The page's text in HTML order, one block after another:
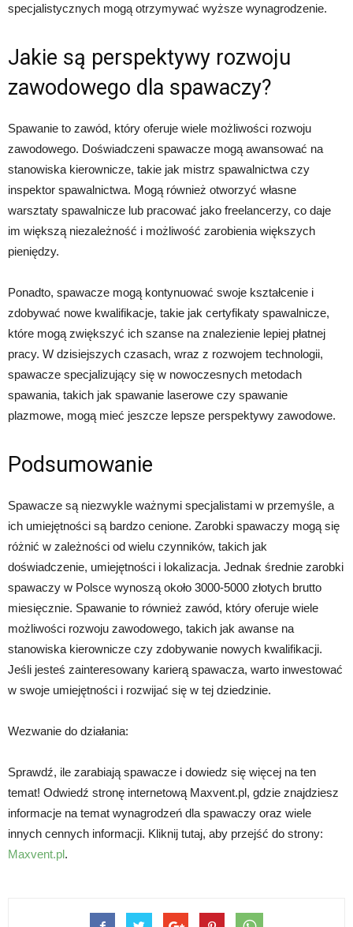
specjalistycznych mogą otrzymywać wyższe wynagrodzenie.
Jakie są perspektywy rozwoju
zawodowego dla spawaczy?
Spawanie to zawód, który oferuje wiele możliwości rozwoju
zawodowego. Doświadczeni spawacze mogą awansować na
stanowiska kierownicze, takie jak mistrz spawalnictwa czy
inspektor spawalnictwa. Mogą również otworzyć własne
warsztaty spawalnicze lub pracować jako freelancerzy, co daje
im większą niezależność i możliwość zarobienia większych
pieniędzy.
Ponadto, spawacze mogą kontynuować swoje kształcenie i
zdobywać nowe kwalifikacje, takie jak certyfikaty spawalnicze,
które mogą zwiększyć ich szanse na znalezienie lepiej płatnej
pracy. W dzisiejszych czasach, wraz z rozwojem technologii,
spawacze specjalizujący się w nowoczesnych metodach
spawania, takich jak spawanie laserowe czy spawanie
plazmowe, mogą mieć jeszcze lepsze perspektywy zawodowe.
Podsumowanie
Spawacze są niezwykle ważnymi specjalistami w przemyśle, a
ich umiejętności są bardzo cenione. Zarobki spawaczy mogą się
różnić w zależności od wielu czynników, takich jak
doświadczenie, umiejętności i lokalizacja. Jednak średnie zarobki
spawaczy w Polsce wynoszą około 3000-5000 złotych brutto
miesięcznie. Spawanie to również zawód, który oferuje wiele
możliwości rozwoju zawodowego, takich jak awanse na
stanowiska kierownicze czy zdobywanie nowych kwalifikacji.
Jeśli jesteś zainteresowany karierą spawacza, warto inwestować
w swoje umiejętności i rozwijać się w tej dziedzinie.
Wezwanie do działania:
Sprawdź, ile zarabiają spawacze i dowiedz się więcej na ten
temat! Odwiedź stronę internetową Maxvent.pl, gdzie znajdziesz
informacje na temat wynagrodzeń dla spawaczy oraz wiele
innych cennych informacji. Kliknij tutaj, aby przejść do strony:
Maxvent.pl.